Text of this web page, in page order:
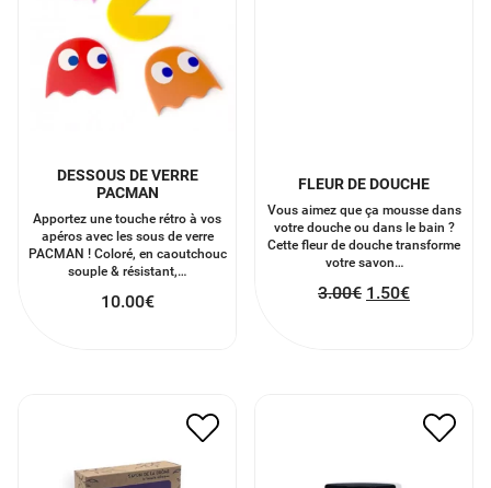
DESSOUS DE VERRE
PACMAN
Apportez une touche rétro à vos
apéros avec les sous de verre
PACMAN ! Coloré, en caoutchouc
souple & résistant,…
10.00€
FLEUR DE DOUCHE
Vous aimez que ça mousse dans
votre douche ou dans le bain ?
Cette fleur de douche transforme
votre savon…
3.00€ 1.50€